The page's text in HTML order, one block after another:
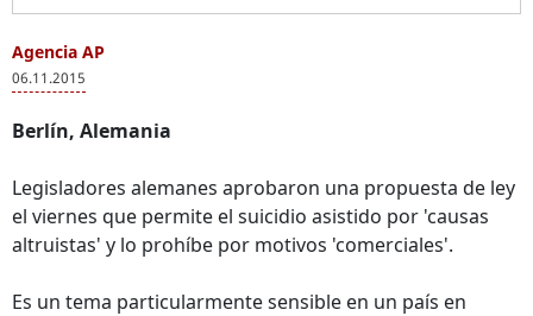
Agencia AP
06.11.2015
Berlín, Alemania
Legisladores alemanes aprobaron una propuesta de ley
el viernes que permite el suicidio asistido por 'causas
altruistas' y lo prohíbe por motivos 'comerciales'.
Es un tema particularmente sensible en un país en